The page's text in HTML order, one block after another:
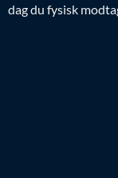
dag du fysisk